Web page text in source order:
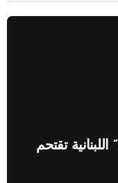
من بيروت إلى دبي…”Top Stop” اللبنانية تقتحم